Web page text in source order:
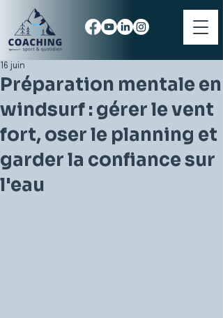
Préparation mentale en
windsurf : gérer le vent
fort, oser le planning et
garder la confiance sur
l'eau
16 juin